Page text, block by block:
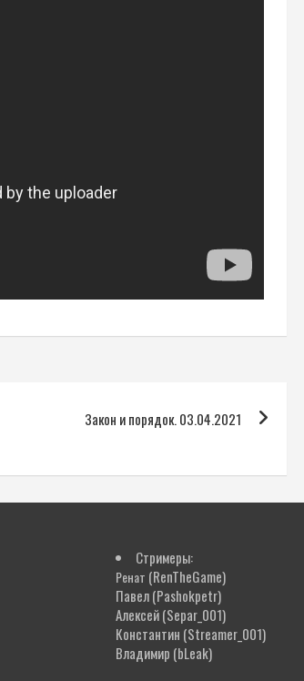
Закон и порядок. 03.04.2021
Стримеры:
Ренат (RenTheGame)
Павел(Pashokpetr)
Алексей(Separ_001)
Константин (Streamer_001)
Владимир (bLeak)